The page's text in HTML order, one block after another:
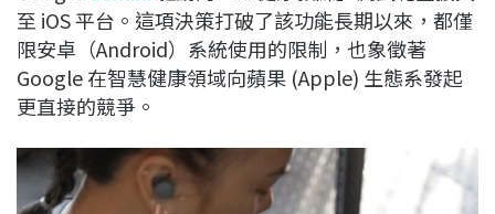
o
k
s
I
n
n
k
至 iOS 平台。這項決策打破了該功能長期以來，都僅
限安卓（Android）系統使用的限制，也象徵著
Google 在智慧健康領域向蘋果 (Apple) 生態系發起
更直接的競爭。